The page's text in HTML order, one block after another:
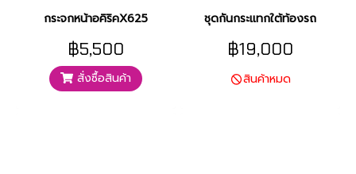
กระจกหน้าอคิริคX625
฿5,500
สั่งซื้อสินค้า
ชุดกันกระแทกใต้ท้องรถ
฿19,000
สินค้าหมด